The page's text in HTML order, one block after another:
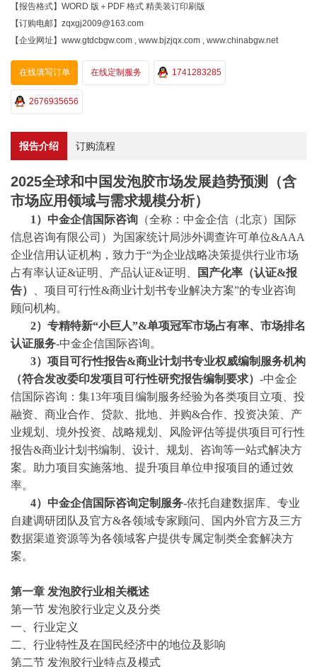
【报告格式】WORD 版＋PDF 格式 精美装订印刷版
【订购电邮】zqxgj2009@163.com
【企业网址】www.gtdcbgw.com , www.bjzjqx.com , www.chinabgw.net
在线填写订单 在线定制服务 1741283285
2676935656
报告介绍 订购流程
2025全球和中国发泡胶市场发展趋势预测（含
市场应用领域与需求规模分析）
1）中金企信国际咨询 （全称：中金企信（北京）国际
信息咨询有限公司）为国家统计局涉外调查许可单位&AAA
企业信用认证机构，致力于“为企业战略决策提供行业市场
占有率认证&证明、产品认证&证明、 国产化率（认证&报
告）
、 项目可行性&商业计划书专业解决方案”的专业咨询
顾问机构。
2）专精特新“小巨人”&单项冠军市场占有率、市场排名
认证服务-中金企信国际咨询。
3）项目可行性报告&商业计划书专业权威编制服务机构
（符合发改委印发项目可行性研究报告编制要求） -中金企
信国际咨询：集13年项目编制服务经验为各类项目立项、投
融资、商业合作、贷款、批地、并购&合作、投资决策、产
业规划、境外投资、战略规划、风险评估等提供项目可行性
报告&商业计划书编制、设计、规划、咨询等一站式解决方
案。助力项目实施落地、提升项目单位申报项目的通过效
率。
4）中金企信国际咨询定制服务-依托自建数据库、专业
自建调研团队及官方&各领域专家顾问、国内外官方及三方
数据渠道资源等为各领域客户提供专属定制类全套解决方
案。
第一章 发泡胶行业相关概述
第一节 发泡胶行业定义及分类
一、行业定义
二、行业特性及在国民经济中的地位及影响
第二节 发泡胶行业特点及模式